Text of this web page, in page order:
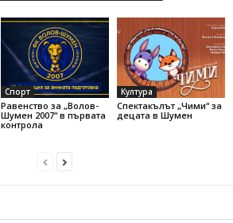
Спорт
Равенство за „Волов-
Шумен 2007“ в първата
контрола
Култура
Спектакълът „Чими“ за
децата в Шумен